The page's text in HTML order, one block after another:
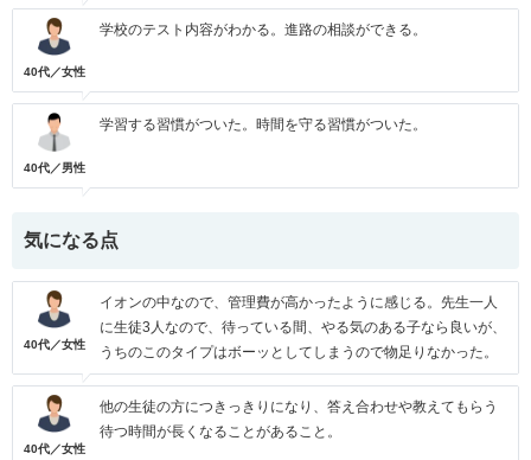
40代／女性
学校のテスト内容がわかる。進路の相談ができる。
40代／男性
学習する習慣がついた。時間を守る習慣がついた。
気になる点
40代／女性
イオンの中なので、管理費が高かったように感じる。先生一人
に生徒3人なので、待っている間、やる気のある子なら良いが、
うちのこのタイプはボーッとしてしまうので物足りなかった。
40代／女性
他の生徒の方につきっきりになり、答え合わせや教えてもらう
待つ時間が長くなることがあること。